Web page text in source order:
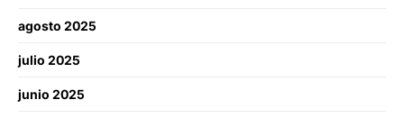
agosto 2025
julio 2025
junio 2025